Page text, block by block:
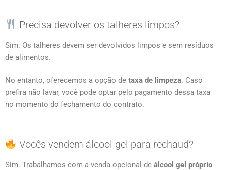
Precisa devolver os talheres limpos?
Sim. Os talheres devem ser devolvidos limpos e sem resíduos
de alimentos.
No entanto, oferecemos a opção de taxa de limpeza. Caso
prefira não lavar, você pode optar pelo pagamento dessa taxa
no momento do fechamento do contrato.
Vocês vendem álcool gel para rechaud?
Sim. Trabalhamos com a venda opcional de álcool gel próprio